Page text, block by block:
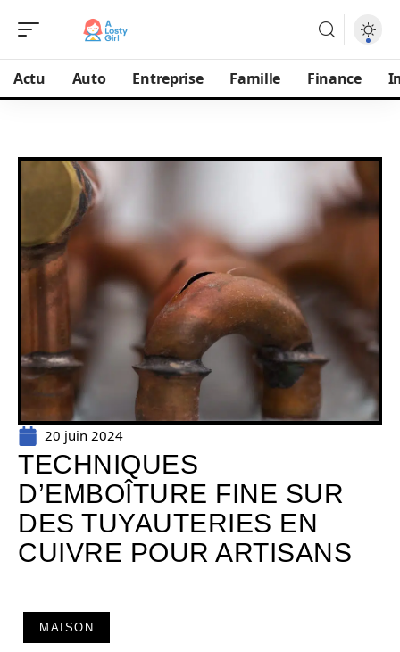
Actu Auto Entreprise Famille Finance
20 juin 2024
TECHNIQUES
D’EMBOÎTURE FINE SUR
DES TUYAUTERIES EN
CUIVRE POUR ARTISANS
MAISON